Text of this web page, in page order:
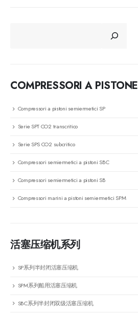
COMPRESSORI A PISTONE
Compressori a pistoni semiermetici SP
Serie SPT CO2 transcritico
Serie SPS CO2 subcritico
Compressori semiermetici a pistoni SBC
Compressori semiermetici a pistoni SB
Compressori marini a pistoni semiermetici SPM
活塞压缩机系列
SP系列半封闭活塞压缩机
SPM系列船用活塞压缩机
SBC系列半封闭双级活塞压缩机